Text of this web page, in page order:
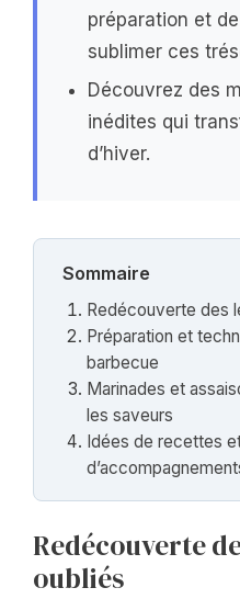
préparation et
sublimer ces
Découvrez des
inédites qui
d’hiver.
Sommaire
Redécouverte des
Préparation et
barbecue
Marinades et
les saveurs
Idées de recettes
Redécouverte
oubliés